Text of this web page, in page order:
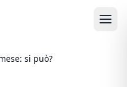
si può?